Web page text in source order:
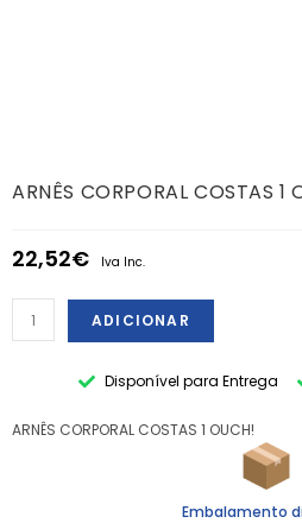
ARNÊS CORPORAL COSTAS 1
22,52€ Iva Inc.
ADICIONAR
Disponível para Entrega
ARNÊS CORPORAL COSTAS 1 OUCH!
Embalamento